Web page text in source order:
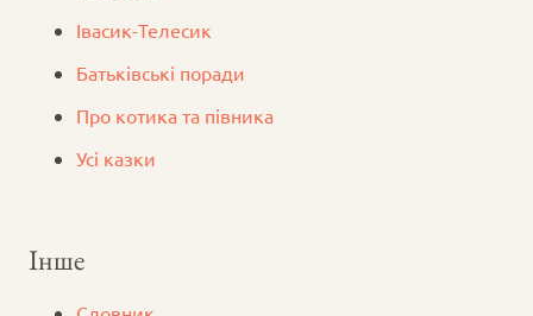
Iвасик-Телесик
Батьківські поради
Про котика та півника
Усі казки
Інше